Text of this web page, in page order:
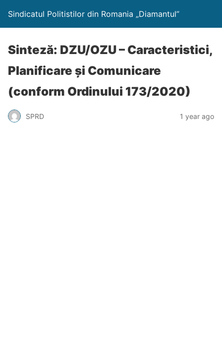
Sindicatul Politistilor din Romania „Diamantul”
Sinteză: DZU/OZU – Caracteristici,
Planificare și Comunicare
(conform Ordinului 173/2020)
SPRD 1 year ago